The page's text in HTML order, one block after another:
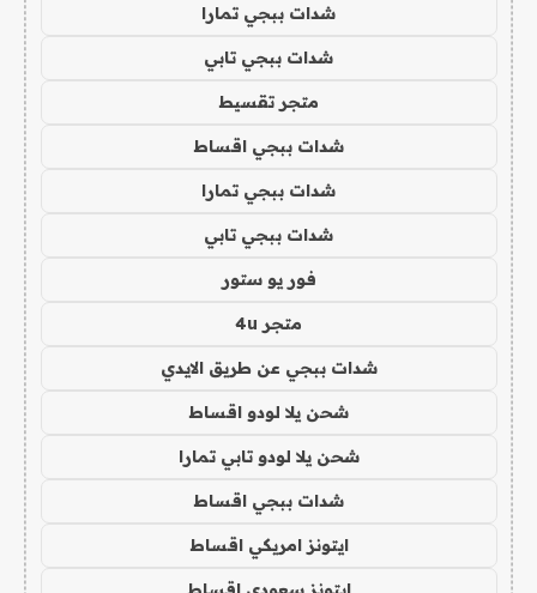
شدات ببجي تمارا
شدات ببجي تابي
متجر تقسيط
شدات ببجي اقساط
شدات ببجي تمارا
شدات ببجي تابي
فور يو ستور
متجر 4u
شدات ببجي عن طريق الايدي
شحن يلا لودو اقساط
شحن يلا لودو تابي تمارا
شدات ببجي اقساط
ايتونز امريكي اقساط